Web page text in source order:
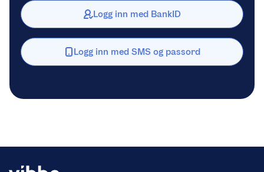
Logg inn med BankID
Logg inn med SMS og passord